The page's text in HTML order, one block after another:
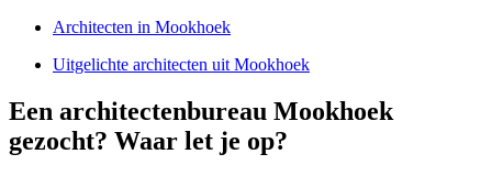
Architecten in Mookhoek
Uitgelichte architecten uit Mookhoek
Een architectenbureau Mookhoek
gezocht? Waar let je op?